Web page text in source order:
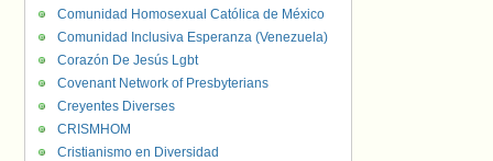
Comunidad Homosexual Católica de México
Comunidad Inclusiva Esperanza (Venezuela)
Corazón De Jesús Lgbt
Covenant Network of Presbyterians
Creyentes Diverses
CRISMHOM
Cristianismo en Diversidad